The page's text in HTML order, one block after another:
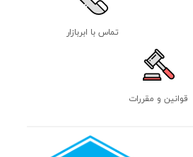
تماس با ابربازار
قوانین و مقررات